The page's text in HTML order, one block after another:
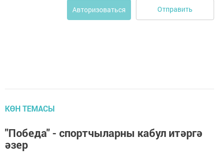
Авторизоваться Отправить
КӨН ТЕМАСЫ
"Победа" - спортчыларны кабул итәргә
әзер